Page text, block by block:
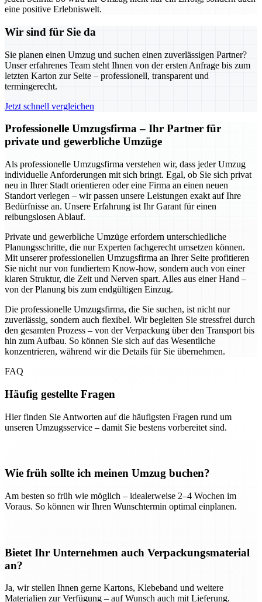
eine positive Erlebniswelt.
Wir sind für Sie da
Sie planen einen Umzug und suchen einen zuverlässigen Partner?
Unser erfahrenes Team steht Ihnen von der ersten Anfrage bis zum
letzten Karton zur Seite – professionell, transparent und
termingerecht.
Jetzt schnell vergleichen
Professionelle Umzugsfirma – Ihr Partner für
private und gewerbliche Umzüge
Als professionelle Umzugsfirma verstehen wir, dass jeder Umzug
individuelle Anforderungen mit sich bringt. Egal, ob Sie sich privat
neu in Ihrer Stadt orientieren oder eine Firma an einen neuen
Standort verlegen – wir passen unsere Leistungen exakt auf Ihre
Bedürfnisse an. Unsere Erfahrung ist Ihr Garant für einen
reibungslosen Ablauf.
Private und gewerbliche Umzüge erfordern unterschiedliche
Planungsschritte, die nur Experten fachgerecht umsetzen können.
Mit unserer professionellen Umzugsfirma an Ihrer Seite profitieren
Sie nicht nur von fundiertem Know-how, sondern auch von einer
klaren Struktur, die Zeit und Nerven spart. Alles aus einer Hand –
von der Planung bis zum endgültigen Einzug.
Die professionelle Umzugsfirma, die Sie suchen, ist nicht nur
zuverlässig, sondern auch flexibel. Wir begleiten Sie stressfrei durch
den gesamten Prozess – von der Verpackung über den Transport bis
hin zum Aufbau. So können Sie sich auf das Wesentliche
konzentrieren, während wir die Details für Sie übernehmen.
FAQ
Häufig gestellte Fragen
Hier finden Sie Antworten auf die häufigsten Fragen rund um
unseren Umzugsservice – damit Sie bestens vorbereitet sind.
Wie früh sollte ich meinen Umzug buchen?
Am besten so früh wie möglich – idealerweise 2–4 Wochen im
Voraus. So können wir Ihren Wunschtermin optimal einplanen.
Bietet Ihr Unternehmen auch Verpackungsmaterial
an?
Ja, wir stellen Ihnen gerne Kartons, Klebeband und weitere
Materialien zur Verfügung – auf Wunsch auch mit Lieferung.